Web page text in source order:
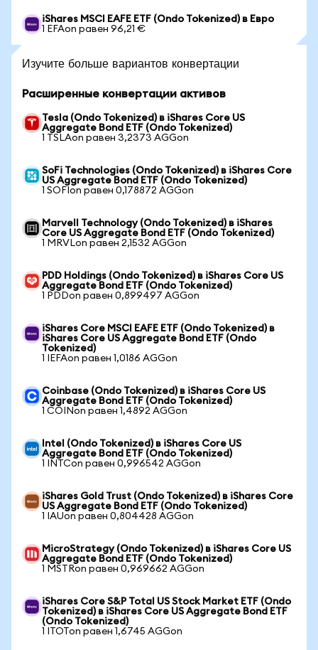
iShares MSCI EAFE ETF (Ondo Tokenized) в Евро
1 EFAon равен 96,21 €
Изучите больше вариантов конвертации
Расширенные конвертации активов
Tesla (Ondo Tokenized) в iShares Core US
Aggregate Bond ETF (Ondo Tokenized)
1 TSLAon равен 3,2373 AGGon
SoFi Technologies (Ondo Tokenized) в iShares Core
US Aggregate Bond ETF (Ondo Tokenized)
1 SOFIon равен 0,178872 AGGon
Marvell Technology (Ondo Tokenized) в iShares
Core US Aggregate Bond ETF (Ondo Tokenized)
1 MRVLon равен 2,1532 AGGon
PDD Holdings (Ondo Tokenized) в iShares Core US
Aggregate Bond ETF (Ondo Tokenized)
1 PDDon равен 0,899497 AGGon
iShares Core MSCI EAFE ETF (Ondo Tokenized) в
iShares Core US Aggregate Bond ETF (Ondo
Tokenized)
1 IEFAon равен 1,0186 AGGon
Coinbase (Ondo Tokenized) в iShares Core US
Aggregate Bond ETF (Ondo Tokenized)
1 COINon равен 1,4892 AGGon
Intel (Ondo Tokenized) в iShares Core US
Aggregate Bond ETF (Ondo Tokenized)
1 INTCon равен 0,996542 AGGon
iShares Gold Trust (Ondo Tokenized) в iShares Core
US Aggregate Bond ETF (Ondo Tokenized)
1 IAUon равен 0,804428 AGGon
MicroStrategy (Ondo Tokenized) в iShares Core US
Aggregate Bond ETF (Ondo Tokenized)
1 MSTRon равен 0,969662 AGGon
iShares Core S&P Total US Stock Market ETF (Ondo
Tokenized) в iShares Core US Aggregate Bond ETF
(Ondo Tokenized)
1 ITOTon равен 1,6745 AGGon